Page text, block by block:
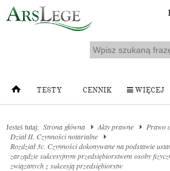
TESTY CENNIK WIĘCEJ
Jesteś tutaj: Strona główna Akty prawne
Prawo
Dział II. Czynności notarialne
Rozdział 3c. Czynności dokonywane na podstawie
zarządzie sukcesyjnym przedsiębiorstwem osoby
związanych z sukcesją przedsiębiorstw